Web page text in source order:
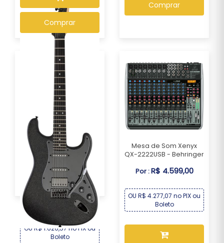
Comprar
Comprar
Guitarra Seizi Fun Katana
Musashi HSS ...
Por : R$ 1.749,00
OU R$ 1.626,57 no PIX ou
Boleto
Mesa de Som Xenyx
QX-2222USB - Behringer
Por :R$ 4.599,00
OU R$ 4.277,07 no PIX ou
Boleto